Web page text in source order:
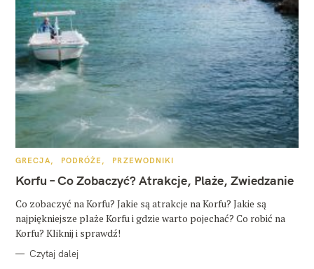
K
T
E
O
R
I
GRECJA PODRÓŻE PRZEWODNIKI
Korfu – Co Zobaczyć? Atrakcje, Plaże, Zwiedzanie
Co zobaczyć na Korfu? Jakie są atrakcje na Korfu? Jakie są
najpiękniejsze plaże Korfu i gdzie warto pojechać? Co robić na
Korfu? Kliknij i sprawdź!
Czytaj dalej